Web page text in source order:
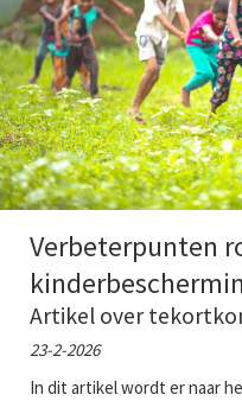
Verbeterpunten
Artikel over
23-2-2026
In dit artikel wordt er naar